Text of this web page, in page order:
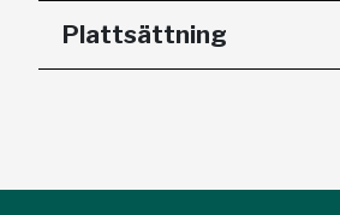
Plattsättning